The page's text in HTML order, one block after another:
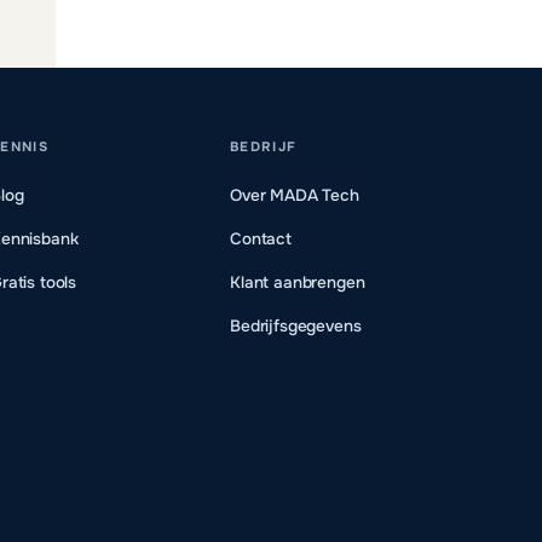
tools
BEDRIJF
Over MADA Tech
Contact
Klant aanbrengen
Bedrijfsgegevens